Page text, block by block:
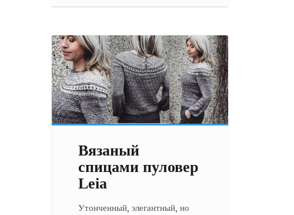
Вязаный
спицами пуловер
Leia
Утонченный, элегантный, но